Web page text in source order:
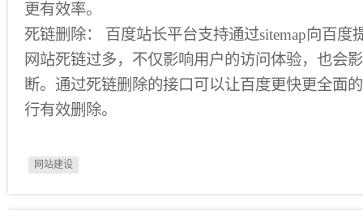
更有效率。
死链删除： 百度站长平台支持通过sitemap向百度
网站死链过多，不仅影响用户的访问体验，也会
断。通过死链删除的接口可以让百度更快更全面
行有效删除。
网站建设